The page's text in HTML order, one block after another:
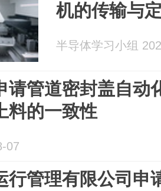
机的传输与
半导体学习小组
请管道密封盖自动
料的一致性
07
行管理有限公司申